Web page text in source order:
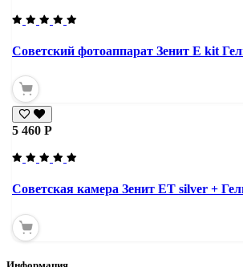
Советский фотоаппарат Зенит Е kit
5 460 Р
Советская камера Зенит ЕТ silver +